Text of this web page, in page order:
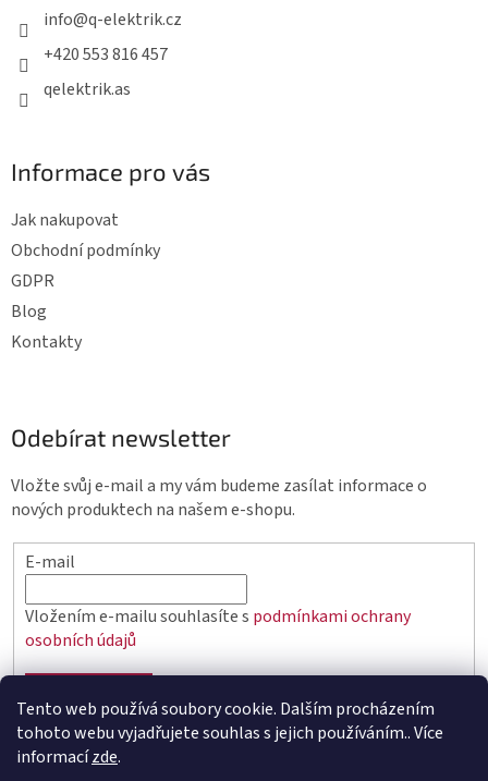
Tento web používá soubory cookie. Dalším procházením
tohoto webu vyjadřujete souhlas s jejich používáním.. Více
informacízde.
info@q-elektrik.cz
+420 553 816 457
qelektrik.as
Informace pro vás
Jak nakupovat
Obchodní podmínky
GDPR
Blog
Kontakty
Odebírat newsletter
Vložte svůj e-mail a my vám budeme zasílat informace o
nových produktech na našem e-shopu.
E-mail
Vložením e-mailu souhlasíte s podmínkami ochrany
osobních údajů